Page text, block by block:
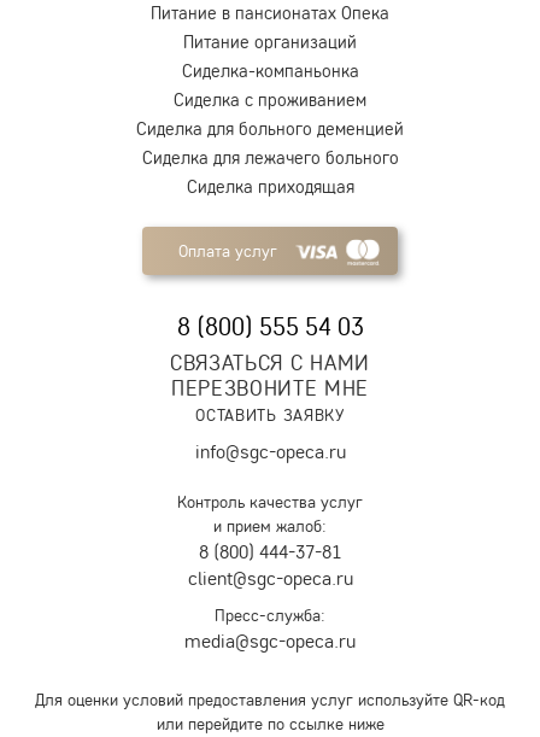
Питание в пансионатах Опека
Питание организаций
Сиделка-компаньонка
Сиделка с проживанием
Сиделка для больного деменцией
Сиделка для лежачего больного
Сиделка приходящая
Оплата услуг
8 (800) 555 54 03
СВЯЗАТЬСЯ С НАМИ
ПЕРЕЗВОНИТЕ МНЕ
ОСТАВИТЬ ЗАЯВКУ
info@sgc-opeca.ru
Контроль качества услуг
и прием жалоб:
8 (800) 444-37-81
client@sgc-opeca.ru
Пресс-служба:
media@sgc-opeca.ru
Для оценки условий предоставления услуг используйте QR-код
или перейдите по ссылке ниже